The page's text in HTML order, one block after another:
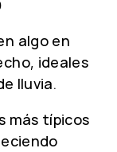
algo en
ideales
lluvia.
más típicos